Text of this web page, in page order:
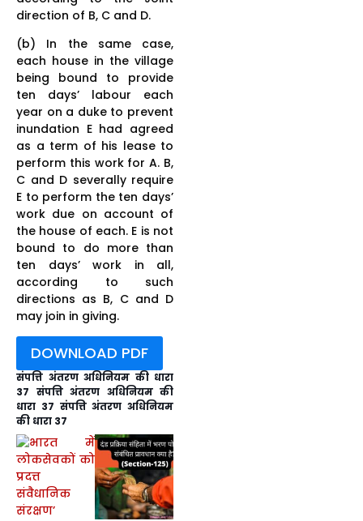
direction of B, C and D.
(b) In the same case,
each house in the village
being bound to provide
ten days’ labour each
year on a duke to prevent
inundation E had agreed
as a term of his lease to
perform this work for A. B,
C and D severally require
E to perform the ten days’
work due on account of
the house of each. E is not
bound to do more than
ten days’ work in all,
according to such
directions as B, C and D
may join in giving.
DOWNLOAD PDF
संपत्ति अंतरण अधिनियम की धारा
37 संपत्ति अंतरण अधिनियम की
धारा 37 संपत्ति अंतरण अधिनियम
की धारा 37